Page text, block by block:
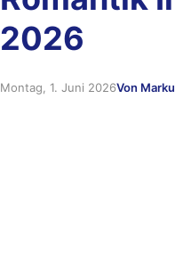
2026
Montag, 1. Juni 2026Von